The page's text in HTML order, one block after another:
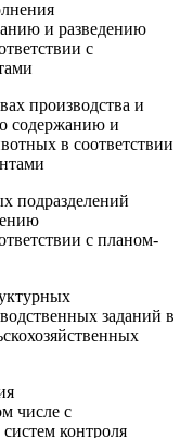
и разведению
с
производства и
содержанию и
в соответствии
подразделений
с планом-
заданий в
числе с
контроля